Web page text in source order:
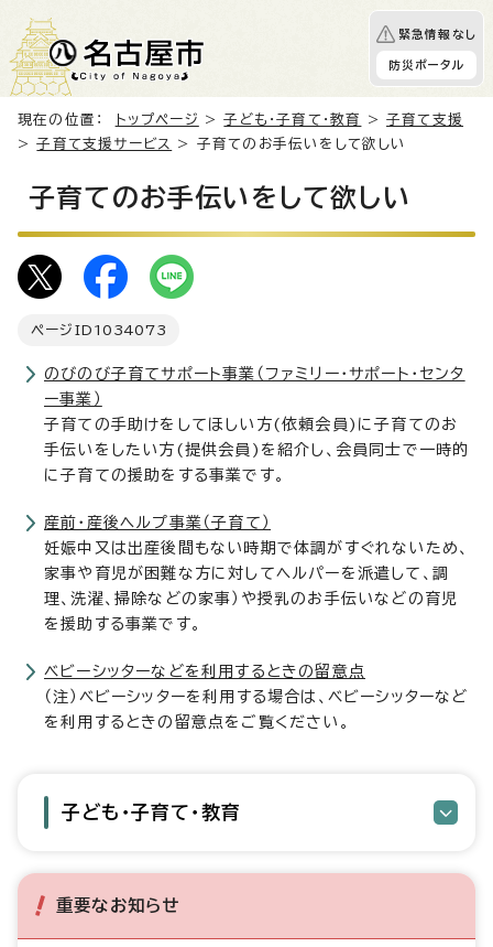
緊急情報なし
防災ポータル
現在の位置： トップページ >子ども・子育て・教育 >子育て支援
>子育て支援サービス > 子育てのお手伝いをして欲しい
子育てのお手伝いをして欲しい
ページID 1034073
のびのび子育てサポート事業（ファミリー・サポート・センタ
ー事業）
子育ての手助けをしてほしい方(依頼会員)に子育てのお
手伝いをしたい方(提供会員)を紹介し、会員同士で一時的
に子育ての援助をする事業です。
産前・産後ヘルプ事業（子育て）
妊娠中又は出産後間もない時期で体調がすぐれないため、
家事や育児が困難な方に対してヘルパーを派遣して、調
理、洗濯、掃除などの家事）や授乳のお手伝いなどの育児
を援助する事業です。
ベビーシッターなどを利用するときの留意点
（注）ベビーシッターを利用する場合は、ベビーシッターなど
を利用するときの留意点をご覧ください。
子ども・子育て・教育
重要なお知らせ